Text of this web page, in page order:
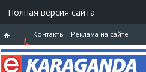
Полная версия сайта
Горячая
линия
Контакты Реклама на сайте